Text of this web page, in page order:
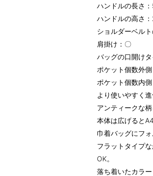
ハンドルの長さ
ハンドルの高さ
ショルダーベル
肩掛け：〇
バッグの口開け
ポケット個数外
ポケット個数内
より使いやすく
アンティークな
本体は広げると
巾着バッグにフォ
フラットタイプ
OK。
落ち着いたカラ